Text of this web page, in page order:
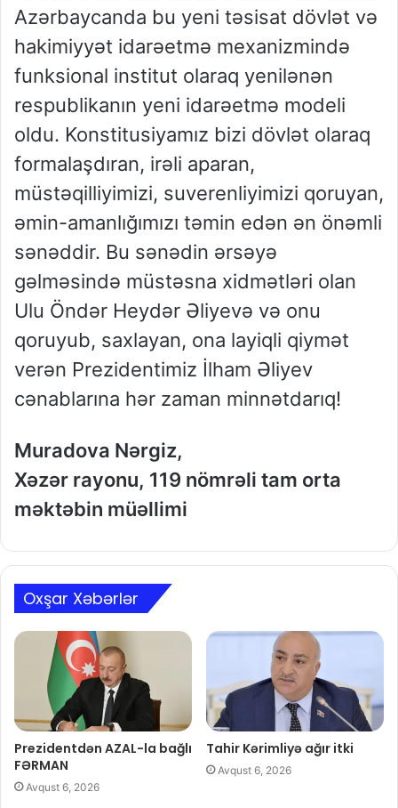
Azərbaycanda bu yeni təsisat dövlət və
hakimiyyət idarəetmə mexanizmində
funksional institut olaraq yenilənən
respublikanın yeni idarəetmə modeli
oldu. Konstitusiyamız bizi dövlət olaraq
formalaşdıran, irəli aparan,
müstəqilliyimizi, suverenliyimizi qoruyan,
əmin-amanlığımızı təmin edən ən önəmli
sənəddir. Bu sənədin ərsəyə
gəlməsində müstəsna xidmətləri olan
Ulu Öndər Heydər Əliyevə və onu
qoruyub, saxlayan, ona layiqli qiymət
verən Prezidentimiz İlham Əliyev
cənablarına hər zaman minnətdarıq!
Muradova Nərgiz,
Xəzər rayonu, 119 nömrəli tam orta
məktəbin müəllimi
Oxşar Xəbərlər
Prezidentdən AZAL-la bağlı
FƏRMAN
Avqust 6, 2026
Tahir Kərimliyə ağır itki
Avqust 6, 2026